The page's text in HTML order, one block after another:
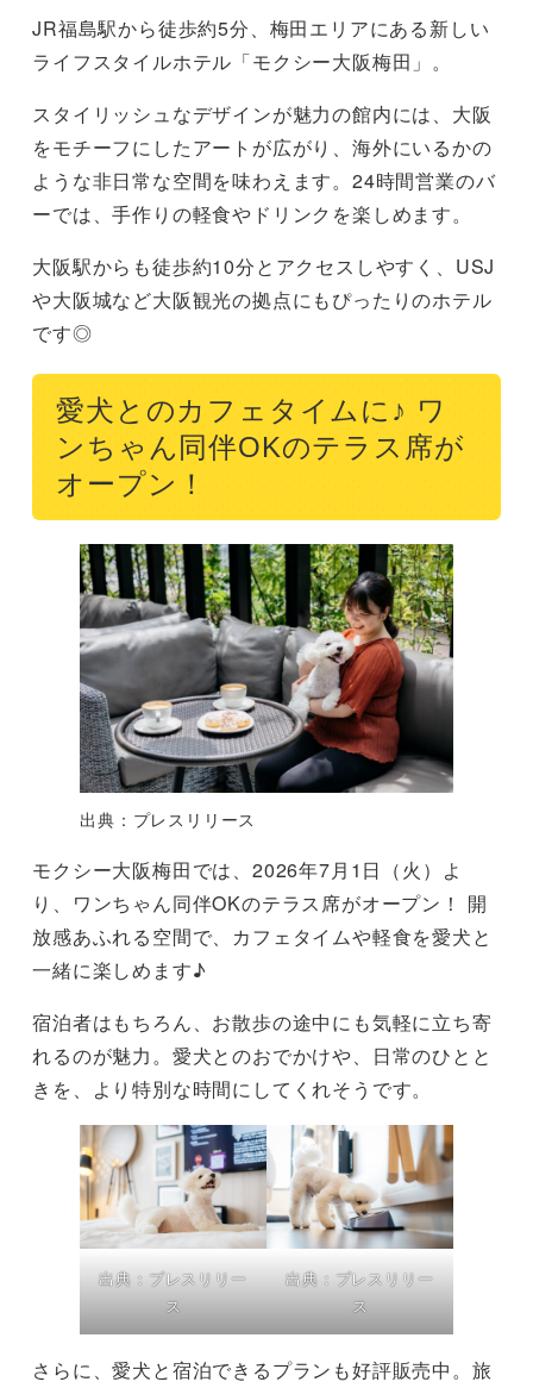
JR福島駅から徒歩約5分、梅田エリアにある新しい
ライフスタイルホテル「モクシー大阪梅田」。
スタイリッシュなデザインが魅力の館内には、大阪
をモチーフにしたアートが広がり、海外にいるかの
ような非日常な空間を味わえます。24時間営業のバ
ーでは、手作りの軽食やドリンクを楽しめます。
大阪駅からも徒歩約10分とアクセスしやすく、USJ
や大阪城など大阪観光の拠点にもぴったりのホテル
です◎
愛犬とのカフェタイムに♪ ワ
ンちゃん同伴OKのテラス席が
オープン！
出典：プレスリリース
モクシー大阪梅田では、2026年7月1日（火）よ
り、ワンちゃん同伴OKのテラス席がオープン！ 開
放感あふれる空間で、カフェタイムや軽食を愛犬と
一緒に楽しめます♪
宿泊者はもちろん、お散歩の途中にも気軽に立ち寄
れるのが魅力。愛犬とのおでかけや、日常のひとと
きを、より特別な時間にしてくれそうです。
出典：プレスリリー
ス
出典：プレスリリー
ス
さらに、愛犬と宿泊できるプランも好評販売中。旅